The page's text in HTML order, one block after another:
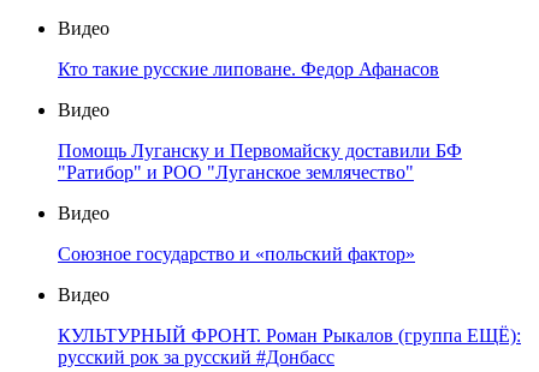
Видео
Кто такие русские липоване. Федор Афанасов
Видео
Помощь Луганску и Первомайску доставили БФ
"Ратибор" и РОО "Луганское землячество"
Видео
Союзное государство и «польский фактор»
Видео
КУЛЬТУРНЫЙ ФРОНТ. Роман Рыкалов (группа ЕЩЁ):
русский рок за русский #Донбасс